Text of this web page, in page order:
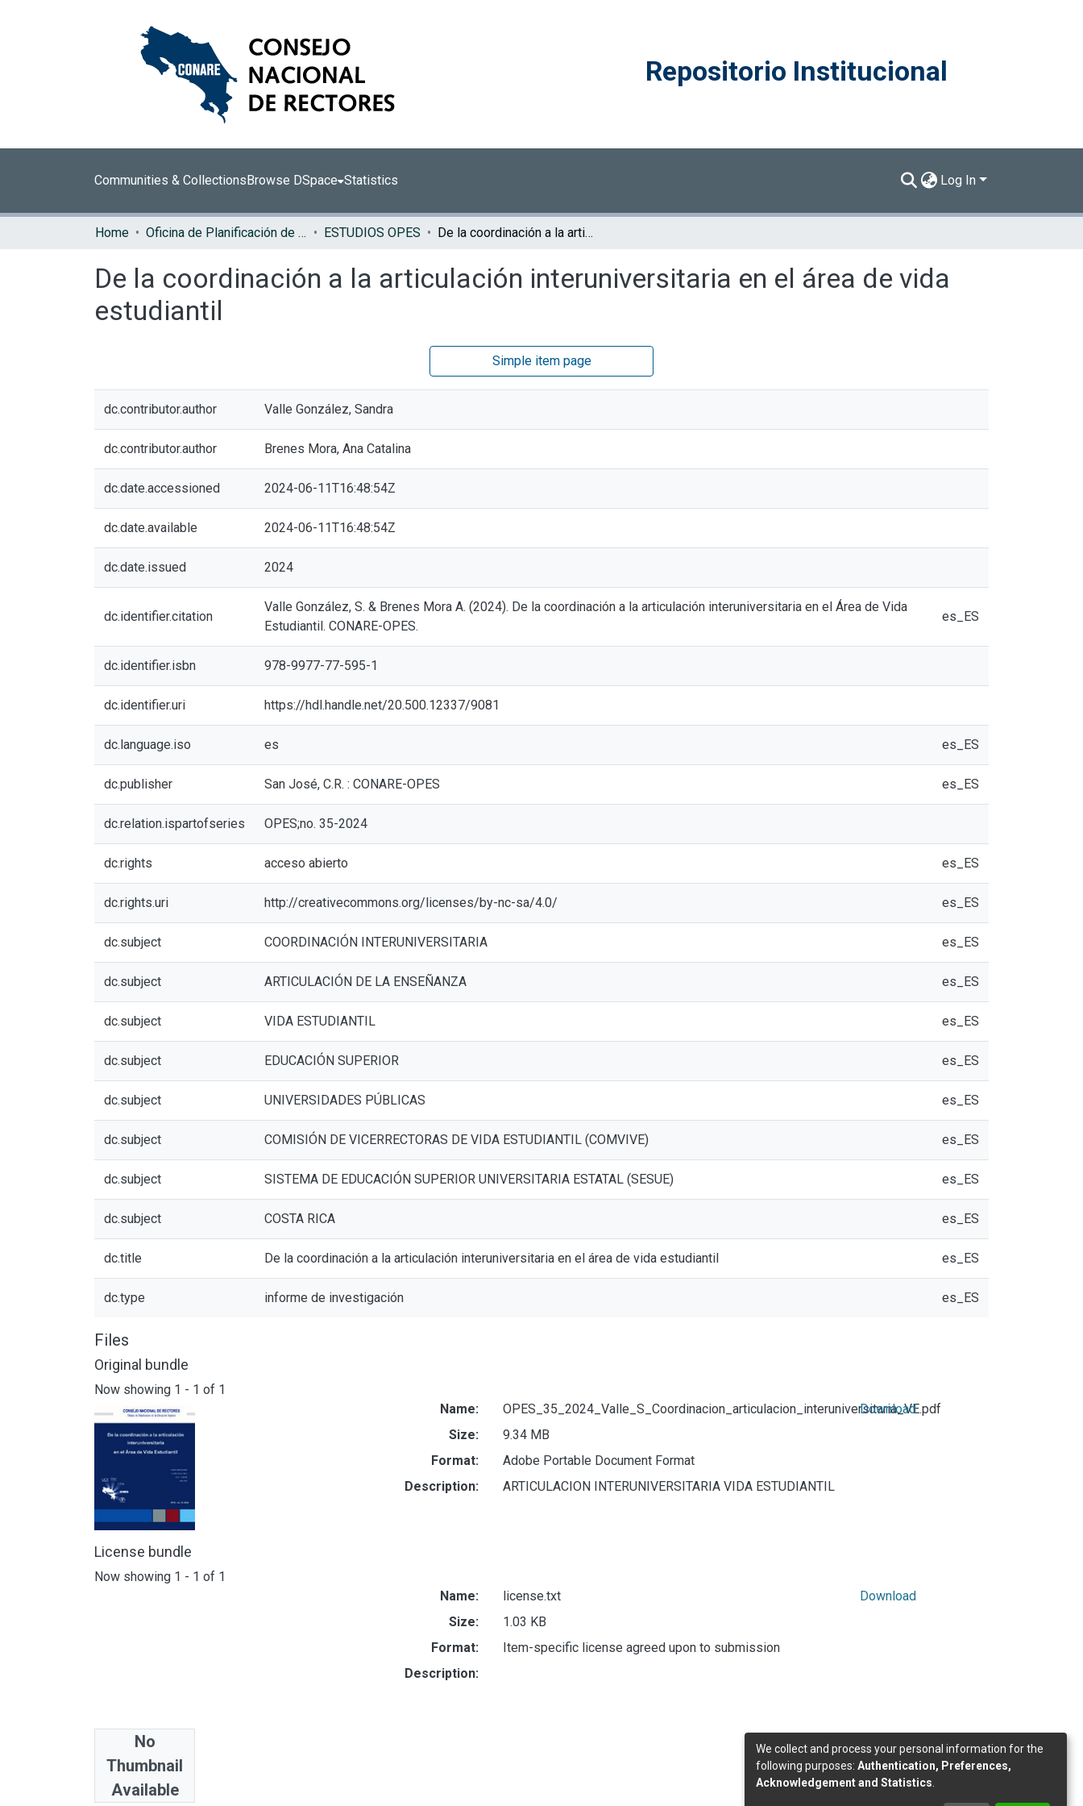
Repositorio Institucional
Communities & CollectionsBrowse DSpace Statistics Log In
Home Oficina de Planificación de la Educación Superior (OPES) ESTUDIOS OPES De la coordinación a la articulación interuniversitaria en el área de vida estudiantil
De la coordinación a la articulación interuniversitaria en el área de vida
estudiantil
Simple item page
dc.contributor.author Valle González, Sandra
dc.contributor.author Brenes Mora, Ana Catalina
dc.date.accessioned 2024-06-11T16:48:54Z
dc.date.available 2024-06-11T16:48:54Z
dc.date.issued 2024
dc.identifier.citation
Valle González, S. & Brenes Mora A. (2024). De la coordinación a la articulación interuniversitaria en el Área de Vida
Estudiantil. CONARE-OPES.
es_ES
dc.identifier.isbn 978-9977-77-595-1
dc.identifier.uri https://hdl.handle.net/20.500.12337/9081
dc.language.iso es es_ES
dc.publisher San José, C.R. : CONARE-OPES es_ES
dc.relation.ispartofseries OPES;no. 35-2024
dc.rights acceso abierto es_ES
dc.rights.uri http://creativecommons.org/licenses/by-nc-sa/4.0/ es_ES
dc.subject COORDINACIÓN INTERUNIVERSITARIA es_ES
dc.subject ARTICULACIÓN DE LA ENSEÑANZA es_ES
dc.subject VIDA ESTUDIANTIL es_ES
dc.subject EDUCACIÓN SUPERIOR es_ES
dc.subject UNIVERSIDADES PÚBLICAS es_ES
dc.subject COMISIÓN DE VICERRECTORAS DE VIDA ESTUDIANTIL (COMVIVE) es_ES
dc.subject SISTEMA DE EDUCACIÓN SUPERIOR UNIVERSITARIA ESTATAL (SESUE) es_ES
dc.subject COSTA RICA es_ES
dc.title De la coordinación a la articulación interuniversitaria en el área de vida estudiantil es_ES
dc.type informe de investigación es_ES
Files
Original bundle
Now showing 1 - 1 of 1
Name:
OPES_35_2024_Valle_S_Coordinacion_articulacion_interuniversitaria_VE.pdf
Size:
9.34 MB
Format:
Adobe Portable Document Format
Description:
ARTICULACION INTERUNIVERSITARIA VIDA ESTUDIANTIL
Download
License bundle
Now showing 1 - 1 of 1
No
Thumbnail
Available
Name:
license.txt
Size:
1.03 KB
Format:
Item-specific license agreed upon to submission
Description:
Download
Collections
ESTUDIOS OPES
We collect and process your personal information for the
following purposes: Authentication, Preferences,
Acknowledgement and Statistics